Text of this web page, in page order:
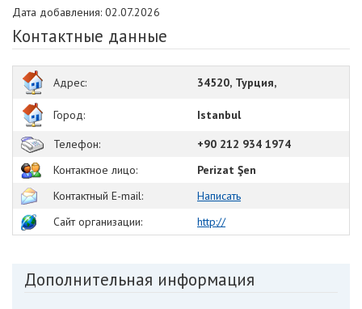
Дата добавления: 02.07.2026
Контактные данные
Адрес: 34520, Турция,
Город:
Istanbul
Телефон:
+90 212 934 1974
Контактное лицо:
Perizat Şen
Контактный E-mail:
Написать
Сайт организации:
http://
Дополнительная информация